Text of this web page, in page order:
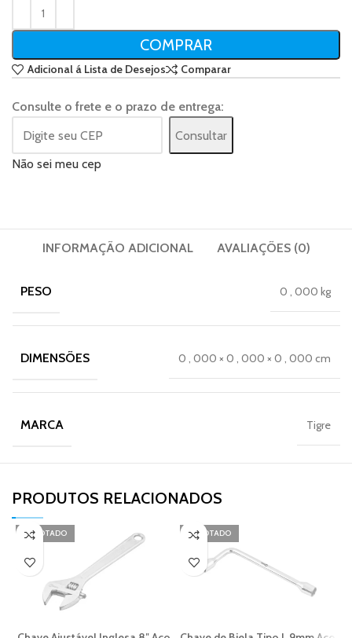
COMPRAR
Adicional á Lista de Desejos Comparar
Consulte o frete e o prazo de entrega:
Consultar
Não sei meu cep
INFORMAÇÃO ADICIONAL AVALIAÇÕES (0)
PESO 0 , 000 kg
DIMENSÕES 0 , 000 × 0 , 000 × 0 , 000 cm
MARCA Tigre
PRODUTOS RELACIONADOS​
ESGOTADO ESGOTADO